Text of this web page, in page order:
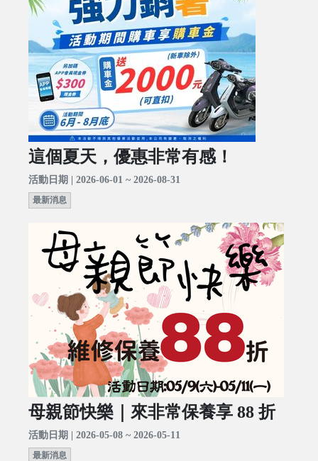
這個夏天，優惠非常有感！
活動日期 | 2026-06-01 ~ 2026-08-31
最新消息
母親節快樂｜來非常保養享 88 折
活動日期 | 2026-05-08 ~ 2026-05-11
最新消息